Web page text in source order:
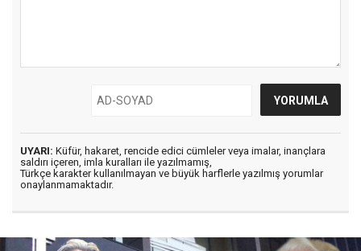
UYARI: Küfür, hakaret, rencide edici cümleler veya imalar, inançlara
saldırı içeren, imla kuralları ile yazılmamış,
Türkçe karakter kullanılmayan ve büyük harflerle yazılmış yorumlar
onaylanmamaktadır.